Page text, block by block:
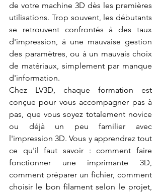
de votre machine 3D dès les premières
utilisations. Trop souvent, les débutants
se retrouvent confrontés à des taux
d'impression, à une mauvaise gestion
des paramètres, ou à un mauvais choix
de matériaux, simplement par manque
d'information.
Chez LV3D, chaque formation est
conçue pour vous accompagner pas à
pas, que vous soyez totalement novice
ou déjà un peu familier avec
l'impression 3D. Vous y apprendrez tout
ce qu'il faut savoir : comment faire
fonctionner une imprimante 3D,
comment préparer un fichier, comment
choisir le bon filament selon le projet,